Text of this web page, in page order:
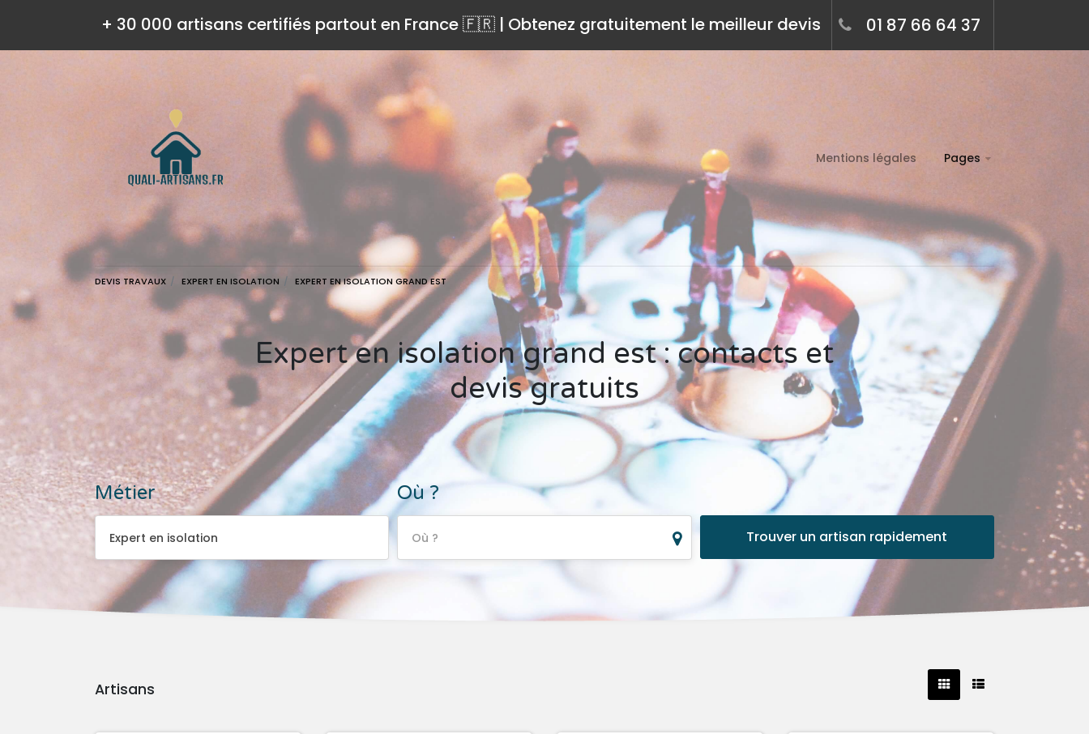
+ 30 000 artisans certifiés partout en France 🇫🇷 | Obtenez gratuitement le meilleur devis 01 87 66 64 37
Mentions légales Pages
DEVIS TRAVAUX EXPERT EN ISOLATION EXPERT EN ISOLATION GRAND EST
Expert en isolation grand est : contacts et
devis gratuits
Métier
Expert en isolation
Expert en isolation
Où ?
Où ?
Artisans